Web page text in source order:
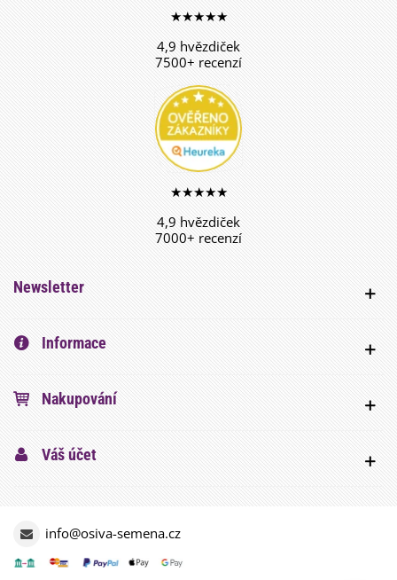
★★★★★
4,9 hvězdiček
7500+ recenzí
★★★★★
4,9 hvězdiček
7000+ recenzí
Newsletter
Informace
Nakupování
Váš účet
info@osiva-semena.cz